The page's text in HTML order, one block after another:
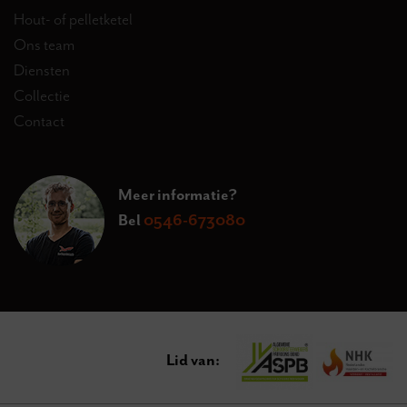
Hout- of pelletketel
Ons team
Diensten
Collectie
Contact
Meer informatie?
Bel 0546-673080
Lid van: